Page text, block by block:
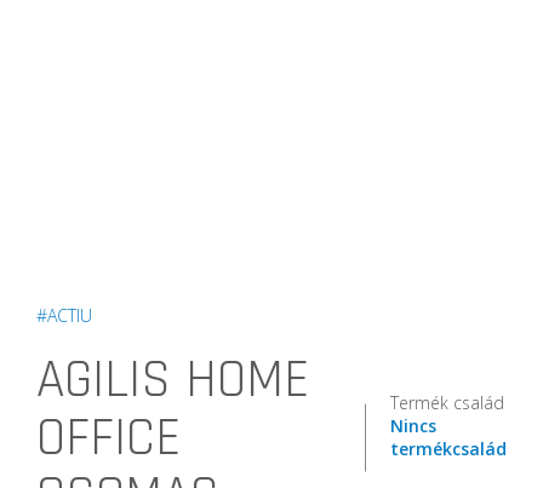
#ACTIU
AGILIS HOME
OFFICE
Termék család
Nincs
termékcsalád